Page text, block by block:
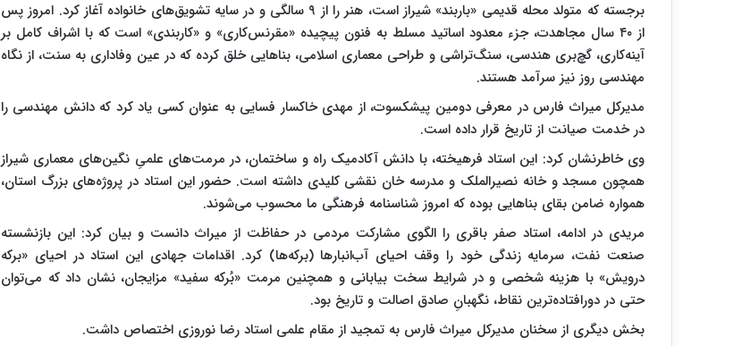
برجسته که متولد محله قدیمی «باربند» شیراز است، هنر را از ۹ سالگی و در سایه تشویق‌های خانواده آغاز کرد. امروز پس
از ۴۰ سال مجاهدت، جزء معدود اساتید مسلط به فنون پیچیده «مقرنس‌کاری» و «کاربندی» است که با اشراف کامل بر
آینه‌کاری، گچ‌بری هندسی، سنگ‌تراشی و طراحی معماری اسلامی، بناهایی خلق کرده که در عین وفاداری به سنت، از نگاه
مهندسی روز نیز سرآمد هستند.
مدیرکل میراث فارس در معرفی دومین پیشکسوت، از مهدی خاکسار فسایی به عنوان کسی یاد کرد که دانش مهندسی را
در خدمت صیانت از تاریخ قرار داده است.
وی خاطرنشان کرد: این استاد فرهیخته، با دانش آکادمیک راه و ساختمان، در مرمت‌های علمیِ نگین‌های معماری شیراز
همچون مسجد و خانه نصیرالملک و مدرسه خان نقشی کلیدی داشته است. حضور این استاد در پروژه‌های بزرگ استان،
همواره ضامن بقای بناهایی بوده که امروز شناسنامه فرهنگی ما محسوب می‌شوند.
مریدی در ادامه، استاد صفر باقری را الگوی مشارکت مردمی در حفاظت از میراث دانست و بیان کرد: این بازنشسته
صنعت نفت، سرمایه زندگی خود را وقف احیای آب‌انبارها (برکه‌ها) کرد. اقدامات جهادی این استاد در احیای «برکه
درویش» با هزینه شخصی و در شرایط سخت بیابانی و همچنین مرمت «بُرکه سفید» مزایجان، نشان داد که می‌توان
حتی در دورافتاده‌ترین نقاط، نگهبانِ صادق اصالت و تاریخ بود.
بخش دیگری از سخنان مدیرکل میراث فارس به تمجید از مقام علمی استاد رضا نوروزی اختصاص داشت.